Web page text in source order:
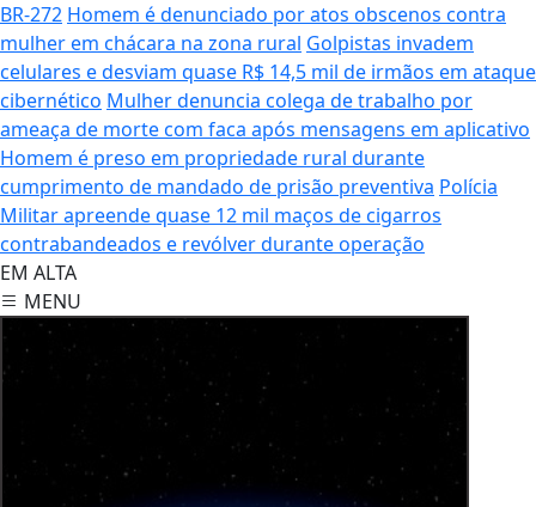
BR-272 Homem é denunciado por atos obscenos contra
mulher em chácara na zona rural Golpistas invadem
celulares e desviam quase R$ 14,5 mil de irmãos em ataque
cibernético Mulher denuncia colega de trabalho por
ameaça de morte com faca após mensagens em aplicativo
Homem é preso em propriedade rural durante
cumprimento de mandado de prisão preventiva Polícia
Militar apreende quase 12 mil maços de cigarros
contrabandeados e revólver durante operação
EM ALTA
MENU